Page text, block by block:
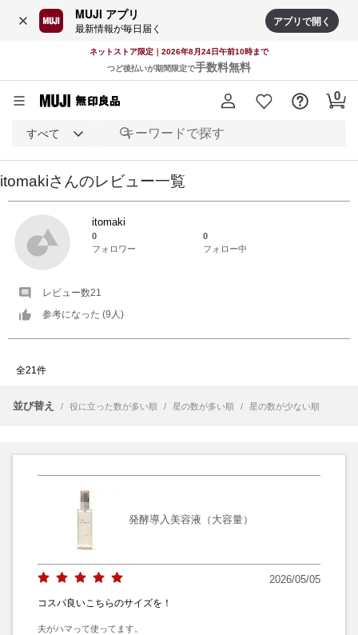
MUJI アプリ
最新情報が毎日届く アプリで開く
ネットストア限定｜2026年8月24日午前10時まで
つど後払いが期間限定で手数料無料
すべて
itomakiさんのレビュー一覧
itomaki
0
0
フォロワー
フォロー中
レビュー数21
参考になった (9 人)
全21件
並び替え / 役に立った数が多い順 / 星の数が多い順 / 星の数が少ない順
発酵導入美容液（大容量）
2026/05/05
コスパ良いこちらのサイズを！
夫がハマって使ってます。